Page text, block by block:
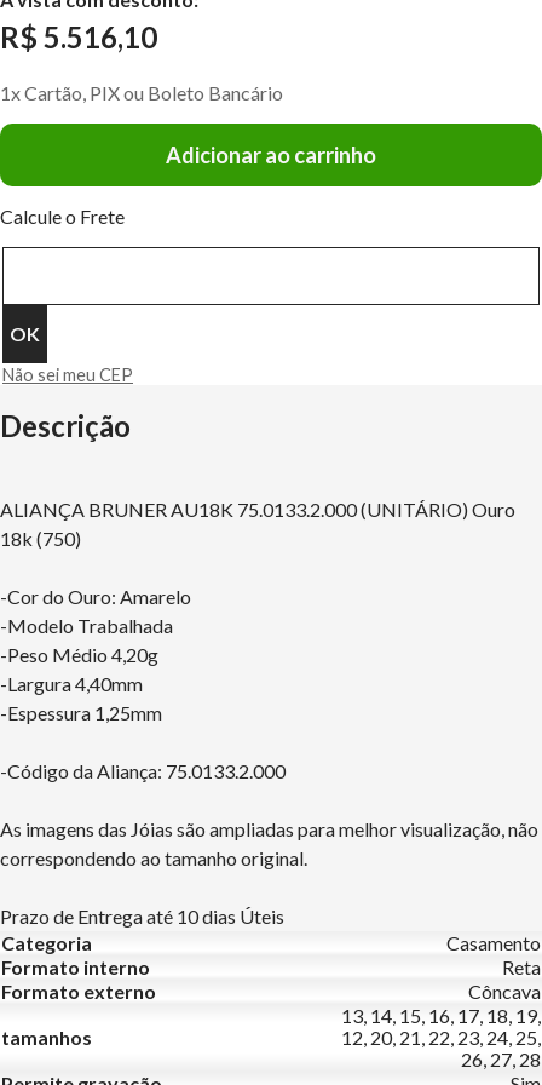
R$ 5.516,10
1x Cartão, PIX ou Boleto Bancário
Adicionar ao carrinho
Calcule o Frete
Não sei meu CEP
Descrição
ALIANÇA BRUNER AU18K 75.0133.2.000 (UNITÁRIO) Ouro
18k (750)
-Cor do Ouro: Amarelo
-Modelo Trabalhada
-Peso Médio 4,20g
-Largura 4,40mm
-Espessura 1,25mm
-Código da Aliança: 75.0133.2.000
As imagens das Jóias são ampliadas para melhor visualização, não
correspondendo ao tamanho original.
Prazo de Entrega até 10 dias Úteis
Categoria
Casamento
Formato interno
Reta
Formato externo
Côncava
tamanhos
13, 14, 15, 16, 17, 18, 19,
12, 20, 21, 22, 23, 24, 25,
26, 27, 28